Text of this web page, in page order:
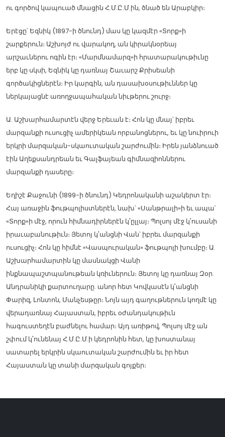
ու գործով կապուած մնացին Հ.Մ.Ը.Մ.ին, ծնած են Արաբկիր։
Երէցը՝ Եզնիկ (1897-ի ծնունդ) մաս կը կազմէր «Տորք»ի
շարքերուն։ Աշխոյժ ու վարակող, ան կիրակնօրեայ
արշաւներու ոգին էր։ «Մարմնամարզ»ի հրատարակութիւնը
երբ կը սկսի, Եզնիկ կը դառնայ Շաւարշ Քրիսեանի
գործակիցներէն։ Իր կարգին, ան դասախօսութիւններ կը
ներկայացնէ առողջապահական նիւթերու շուրջ։
Ա. Աշխարհամարտէն վերջ Երեւան է։ Հոն կը մնայ՝ իբրեւ
մարզանքի ուսուցիչ ամերիկեան որբանոցներու, եւ կը նուիրուի
երկրի մարզական-սկաուտական շարժումին։ Իրեն յանձնուած
էին Աղեքսանդրեան եւ Գալֆայեան գիմնազիոններու
մարզանքի դասերը։
Եղիշէ Քաջունի (1899-ի ծնունդ) Կեդրոնականի աշակերտ էր։
Հայ առաջին ֆութպոլիստներէն, նախ՝ «Սանթրալի»ի եւ ապա՝
«Տորք»ի մէջ, որուն հիմնադիրներէն կ'ըլլայ։ Պոլսոյ մէջ կ'ուսանի
իրաւաբանութիւն։ Յետոյ կ'անցնի Վան՝ իբրեւ մարզանքի
ուսուցիչ։ Հոն կը հիմնէ «Վասպուրական» ֆութպոլի խումբը։ Ա.
Աշխարհամարտին կը մասնակցի Վանի
ինքնապաշտպանութեան կռիւներուն։ Յետոյ կը դառնայ Զօր.
Անդրանիկի քարտուղարը. անոր հետ Կովկասէն կ'անցնի
Փարիզ, Լոնտոն, Մանչեսթըր։ Նոյն այդ գաղութներուն կողմէ կը
վերադառնայ Հայաստան, իբրեւ օժանդակութիւն
հագուստեղէն բաժնելու համար։ Այդ առիթով, Պոլսոյ մէջ ան
շփում կ'ունենայ Հ.Մ.Ը.Մ.ի կեդրոնին հետ, կը խոստանայ
սատարել երկրին սկաուտական շարժումին եւ իր հետ
Հայաստան կը տանի մարզական գոյքեր։